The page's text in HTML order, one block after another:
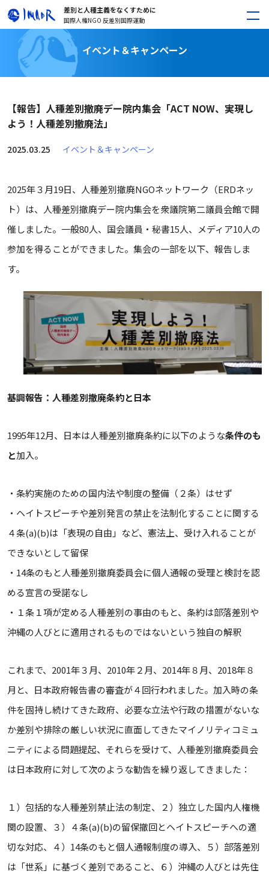
差別と人種主義をなくすために
国際人権NGO 反差別国際運動
イベント＆キャンペーン
【報告】人種差別撤廃デー院内集会「ACT NOW、実現し
よう！人種差別撤廃法」
2025.03.25 イベント＆キャンペーン
2025年３月19日、人種差別撤廃NGOネットワーク（ERDネッ
ト）は、人種差別撤廃デー院内集会を衆議院第二議員会館で開
催しました。一般80人、国会議員・秘書15人、メディア10人の
参加を得ることができました。集会の一部を以下、報告しま
す。
基調報告：人種差別撤廃条約と日本
1995年12月、日本は人種差別撤廃条約に以下のような条件のも
と加入。
・条約実施のための国内法や制度の整備（２条）はせず
・ヘイトスピーチや差別発言の禁止を法制化することに関する
４条(a)(b)は「表現の自由」など、憲法上、受け入れることが
できないとして留保
・14条のもと人種差別撤廃委員会に個人通報の受理と検討を認
める宣言の受諾なし
・１条１項が定める人種差別の事由のもと、条約は部落差別や
沖縄の人びとに適用されるものではないという独自の解釈
これまで、2001年３月、2010年２月、2014年８月、2018年８
月と、日本政府報告書の審査が４回行われました。加入時の条
件を固持し続けてきた政府、必要な立法や行政の措置がないな
か差別や排除の厳しい状況に直面してきたマイノリティコミュ
ニティによる問題提起、それらを受けて、人種差別撤廃委員会
は日本政府に対して次のような勧告を繰り返してきました：
１）包括的な人種差別禁止法の制定、２）独立した国内人権機
関の設置、３）４条(a)(b)の留保撤回とヘイトスピーチへの適
切な対応、４）14条のもと個人通報制度の導入、５）部落差別
は「世系」に基づく差別であること、６）沖縄の人びとは先住